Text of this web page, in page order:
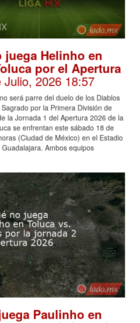
juega Helinho en
por el Apertura
Julio, 2026 18:57
será parre del duelo de los Diablos
por la Primera División de
la Jornada 1 del Apertura 2026 de la
se enfrentan este sábado 18 de
(Ciudad de México) en el Estadio
Ambos equipos
Paulinho en